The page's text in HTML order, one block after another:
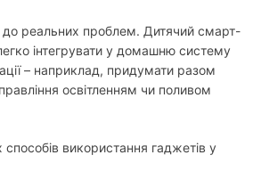
до реальних проблем. Дитячий смарт-
інтегрувати у домашню систему
– наприклад, придумати разом
освітленням чи поливом
використання гаджетів у